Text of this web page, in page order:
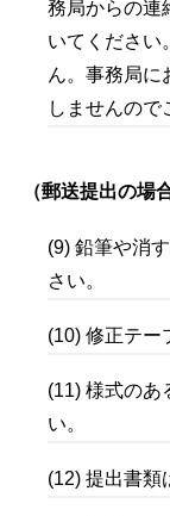
務局からの連
いてください
ん。事務局に
しませんので
（郵送提出の場
(9) 鉛筆や消
さい。
(10) 修正テー
(11) 様式のあ
い。
(12) 提出書類